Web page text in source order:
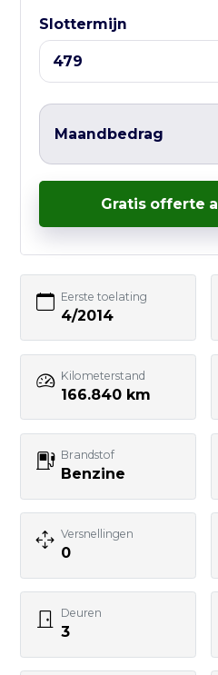
Liever direct
Vul hieronder het
wij nemen zo snel
Uw naam
E-mailadres
Slottermijn
Maandbedrag
Gratis offerte
Eerste toelating
4/2014
Kilometerstand
166.840 km
Brandstof
Benzine
Versnellingen
0
Deuren
3